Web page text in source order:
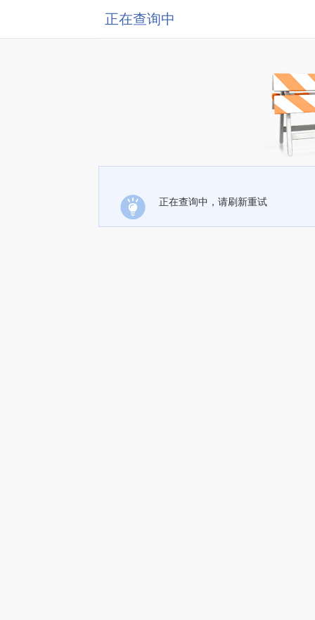
正在查询中
正在查询中，请刷新重试